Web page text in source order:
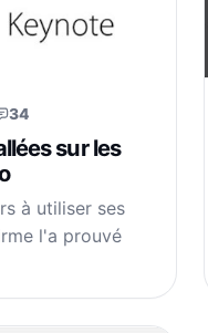
34
sur les
à utiliser ses
l'a prouvé